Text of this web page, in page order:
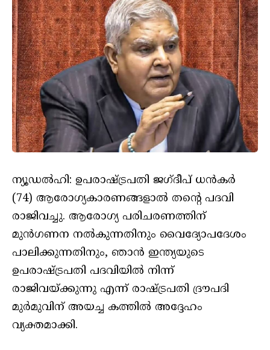
ന്യൂഡല്‍ഹി: ഉപരാഷ്ട്രപതി ജഗ്ദീപ് ധന്‍കര്‍
(74) ആരോഗ്യകാരണങ്ങളാല്‍ തന്റെ പദവി
രാജിവച്ചു. ആരോഗ്യ പരിചരണത്തിന്
മുന്‍ഗണന നല്‍കുന്നതിനും വൈദ്യോപദേശം
പാലിക്കുന്നതിനും, ഞാന്‍ ഇന്ത്യയുടെ
ഉപരാഷ്ട്രപതി പദവിയില്‍ നിന്ന്
രാജിവയ്ക്കുന്നു എന്ന് രാഷ്ട്രപതി ദ്രൗപദി
മുര്‍മുവിന് അയച്ച കത്തില്‍ അദ്ദേഹം
വ്യക്തമാക്കി.